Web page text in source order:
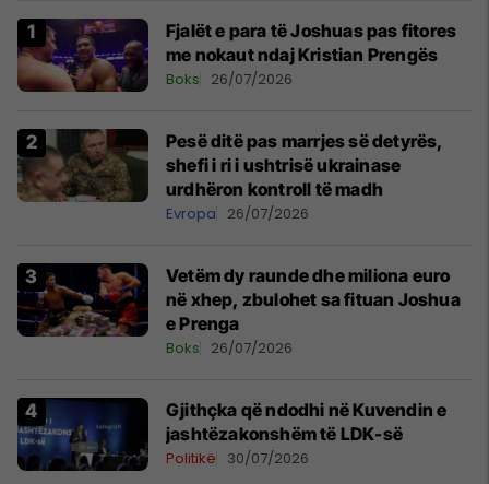
Fjalët e para të Joshuas pas fitores
me nokaut ndaj Kristian Prengës
Boks 26/07/2026
Pesë ditë pas marrjes së detyrës,
shefi i ri i ushtrisë ukrainase
urdhëron kontroll të madh
Evropa 26/07/2026
Vetëm dy raunde dhe miliona euro
në xhep, zbulohet sa fituan Joshua
e Prenga
Boks 26/07/2026
Gjithçka që ndodhi në Kuvendin e
jashtëzakonshëm të LDK-së
Politikë 30/07/2026